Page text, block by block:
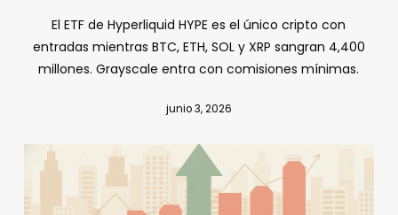
El ETF de Hyperliquid HYPE es el único cripto con
entradas mientras BTC, ETH, SOL y XRP sangran 4,400
millones. Grayscale entra con comisiones mínimas.
junio 3, 2026